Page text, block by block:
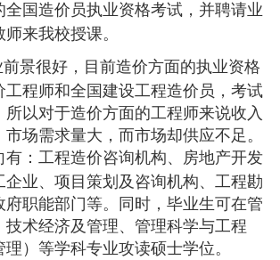
全国造价员执业资格考试，并聘请业
来我校授课。
景很好，目前造价方面的执业资格
程师和全国建设工程造价员，考试
以对于造价方面的工程师来说收入
场需求量大，而市场却供应不足。
有：工程造价咨询机构、房地产开发
业、项目策划及咨询机构、工程勘
职能部门等。同时，毕业生可在管
术经济及管理、管理科学与工程
理）等学科专业攻读硕士学位。